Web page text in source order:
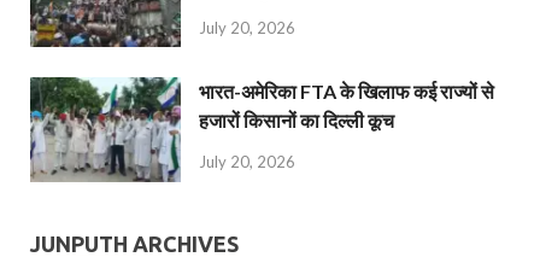
July 20, 2026
भारत-अमेरिका FTA के खिलाफ कई राज्यों से
हजारों किसानों का दिल्ली कूच
July 20, 2026
JUNPUTH ARCHIVES